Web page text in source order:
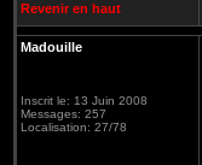
Revenir en haut
Madouille
Inscrit le: 13 Juin 2008
Messages: 257
Localisation: 27/78